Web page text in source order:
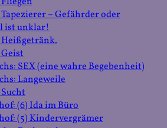
– Gefährder oder
ist unklar!
Heißgetränk.
SEX (eine wahre Begebenheit)
Langeweile
(6) Ida im Büro
(5) Kindervergrämer